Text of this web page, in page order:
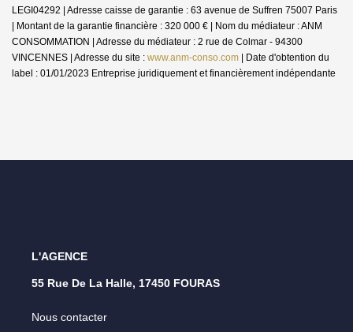
LEGI04292 | Adresse caisse de garantie : 63 avenue de Suffren 75007 Paris
| Montant de la garantie financière : 320 000 € | Nom du médiateur : ANM
CONSOMMATION | Adresse du médiateur : 2 rue de Colmar - 94300
VINCENNES | Adresse du site : www.anm-conso.com | Date d'obtention du
label : 01/01/2023 Entreprise juridiquement et financièrement indépendante
L'AGENCE
55 Rue De La Halle, 17450 FOURAS
Nous contacter